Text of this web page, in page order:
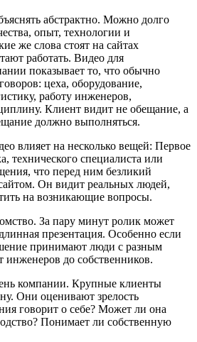
абстрактно. Можно долго
опыт, технологии и
же слова стоят на сайтах
работать. Видео для
показывает то, что обычно
цеха, оборудование,
работу инженеров,
Клиент видит не обещание, а
должно выполняться.
влияет на несколько вещей: Первое
технического специалиста или
что перед ним безликий
Он видит реальных людей,
на возникающие вопросы.
За пару минут ролик может
презентация. Особенно если
принимают люди с разным
инженеров до собственников.
компании. Крупные клиенты
Они оценивают зрелость
говорит о себе? Может ли она
Понимает ли собственную